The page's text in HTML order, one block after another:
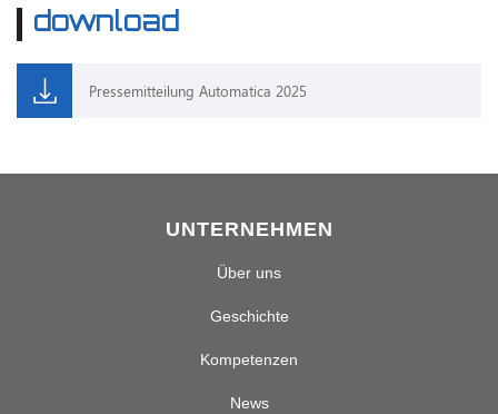
download
Pressemitteilung Automatica 2025
UNTERNEHMEN
Über uns
Geschichte
Kompetenzen
News